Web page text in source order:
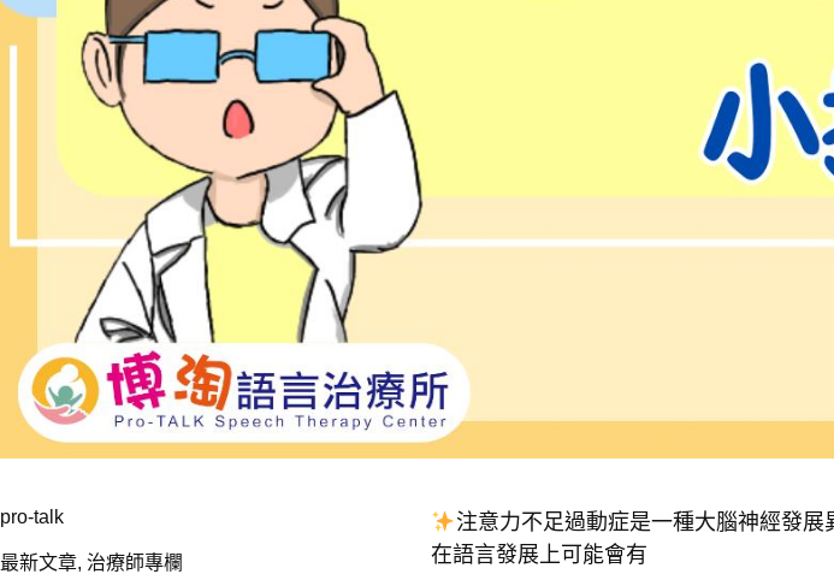
pro-talk
最新文章, 治療師專欄
注意力不足過動症是一種大腦神經發展
在語言發展上可能會有